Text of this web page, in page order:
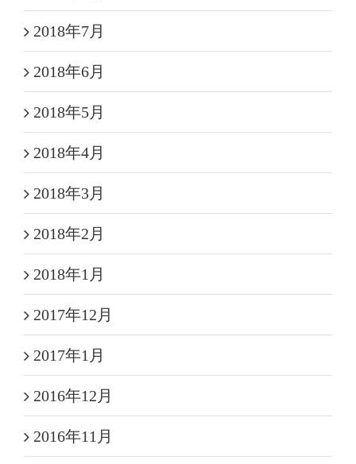
2018年7月
2018年6月
2018年5月
2018年4月
2018年3月
2018年2月
2018年1月
2017年12月
2017年1月
2016年12月
2016年11月